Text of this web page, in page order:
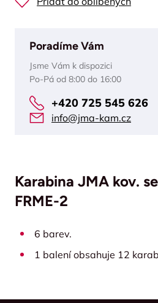
Poradíme Vám
Jsme Vám k dispozici
Po-Pá od 8:00 do 16:00
+420 725 545 626
info@jma-kam.cz
Karabina JMA kov.
FRME-2
6 barev.
1 balení obsahuje 12